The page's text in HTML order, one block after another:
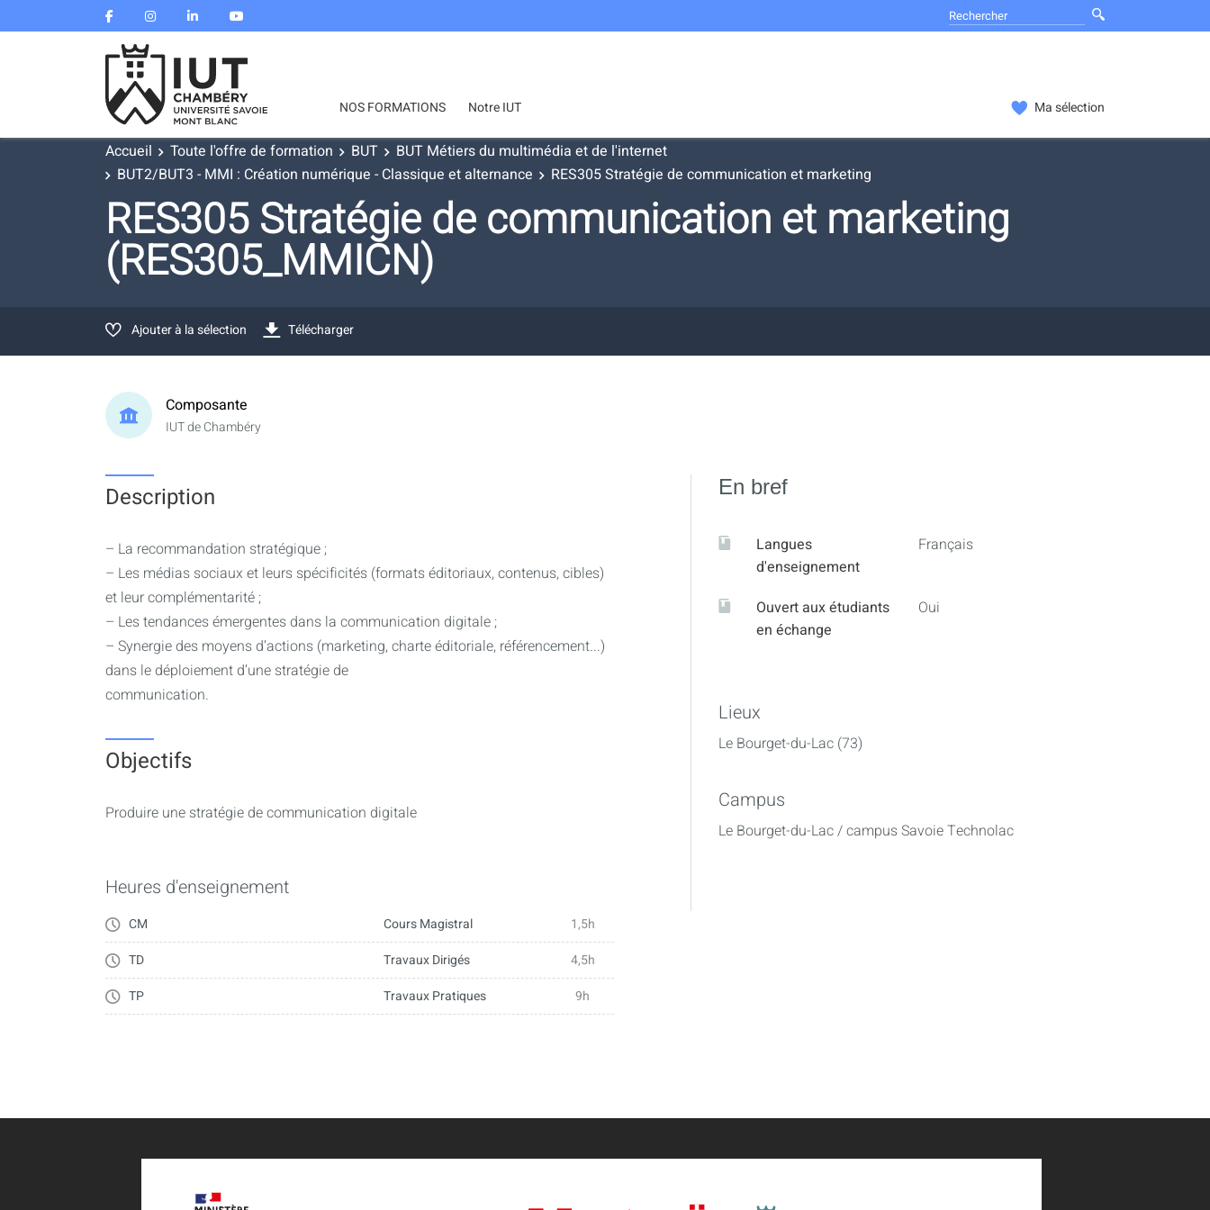
NOS FORMATIONS Notre IUT Ma sélection
Accueil Toute l'offre de formation BUT
BUT Métiers du multimédia et de l'internet
BUT2/BUT3 - MMI : Création numérique - Classique et alternance
RES305 Stratégie de communication et marketing
RES305 Stratégie de communication et marketing
(RES305_MMICN)
Ajouter à la sélection Télécharger
Composante
IUT de Chambéry
Description
– La recommandation stratégique ;
– Les médias sociaux et leurs spécificités (formats éditoriaux, contenus, cibles)
et leur complémentarité ;
– Les tendances émergentes dans la communication digitale ;
– Synergie des moyens d’actions (marketing, charte éditoriale, référencement...)
dans le déploiement d’une stratégie de
communication.
Objectifs
Produire une stratégie de communication digitale
Heures d'enseignement
CM Cours Magistral
1,5h
TD
Travaux Dirigés
4,5h
TP
Travaux Pratiques 9h
En bref
Langues
d'enseignement
Français
Ouvert aux étudiants
en échange
Oui
Lieux
Le Bourget-du-Lac (73)
Campus
Le Bourget-du-Lac / campus Savoie Technolac